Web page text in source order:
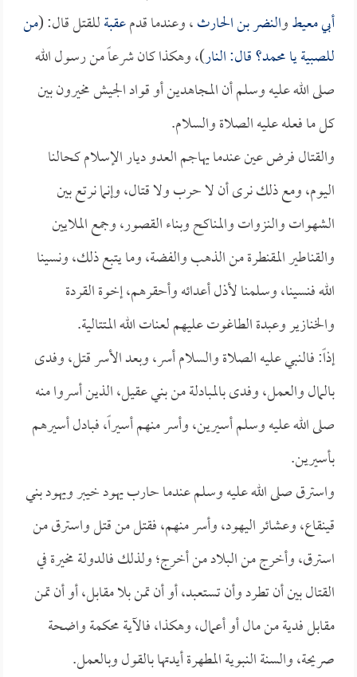
أبي معيطوالنضر بن الحارث، وعندما قدمعقبةللقتل قال: (من
للصبية يا محمد؟ قال: النار)، وهكذا كان شرعاً من رسول الله
صلى الله عليه وسلم أن المجاهدين أو قواد الجيش مخيرون بين
كل ما فعله عليه الصلاة والسلام.
والقتال فرض عين عندما يهاجم العدو ديار الإسلام كحالنا
اليوم، ومع ذلك نرى أن لا حرب ولا قتال، وإنما نرتع بين
الشهوات والنزوات والمناكح وبناء القصور، وجمع الملايين
والقناطير المقنطرة من الذهب والفضة، وما يتبع ذلك، ونسينا
الله فنسينا، وسلمنا لأذل أعدائه وأحقرهم، إخوة القردة
والخنازير وعبدة الطاغوت عليهم لعنات الله المتتالية.
إذاً: فالنبي عليه الصلاة والسلام أسر، وبعد الأسر قتل، وفدى
بالمال والعمل، وفدى بالمبادلة من بني عقيل، الذين أسروا منه
صلى الله عليه وسلم أسيرين، وأسر منهم أسيراً، فبادل أسيرهم
بأسيرين.
واسترق صلى الله عليه وسلم عندما حارب يهود خيبر ويهود بني
قينقاع، وعشائر اليهود، وأسر منهم، فقتل من قتل واسترق من
استرق، وأخرج من البلاد من أخرج؛ ولذلك فالدولة مخيرة في
القتال بين أن تطرد وأن تستعبد، أو أن تمن بلا مقابل، أو أن تمن
مقابل فدية من مال أو أعمال، وهكذا، فالآية محكمة واضحة
صريحة، والسنة النبوية المطهرة أيدتها بالقول وبالعمل.